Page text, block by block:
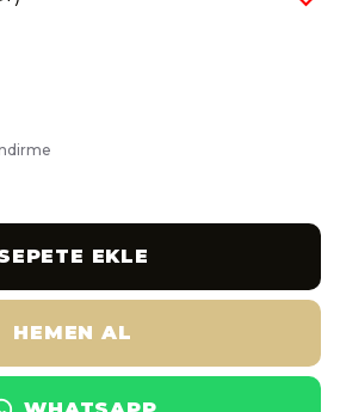
EKLE
HEMEN AL